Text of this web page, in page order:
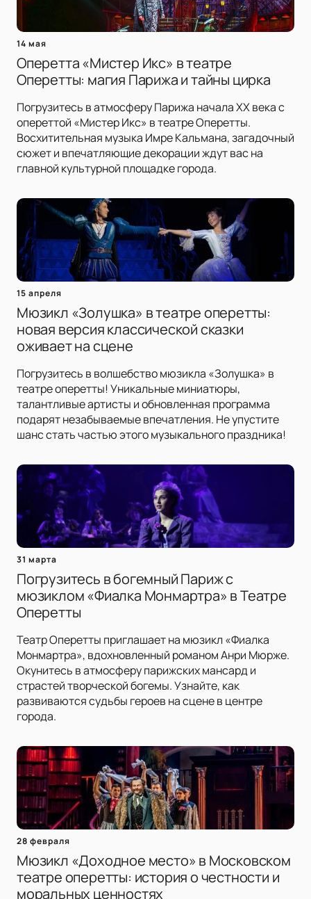
14 мая
Оперетта «Мистер Икс» в театре
Оперетты: магия Парижа и тайны цирка
Погрузитесь в атмосферу Парижа начала XX века с
опереттой «Мистер Икс» в театре Оперетты.
Восхитительная музыка Имре Кальмана, загадочный
сюжет и впечатляющие декорации ждут вас на
главной культурной площадке города.
15 апреля
Мюзикл «Золушка» в театре оперетты:
новая версия классической сказки
оживает на сцене
Погрузитесь в волшебство мюзикла «Золушка» в
театре оперетты! Уникальные миниатюры,
талантливые артисты и обновленная программа
подарят незабываемые впечатления. Не упустите
шанс стать частью этого музыкального праздника!
31 марта
Погрузитесь в богемный Париж с
мюзиклом «Фиалка Монмартра» в Театре
Оперетты
Театр Оперетты приглашает на мюзикл «Фиалка
Монмартра», вдохновленный романом Анри Мюрже.
Окунитесь в атмосферу парижских мансард и
страстей творческой богемы. Узнайте, как
развиваются судьбы героев на сцене в центре
города.
28 февраля
Мюзикл «Доходное место» в Московском
театре оперетты: история о честности и
моральных ценностях